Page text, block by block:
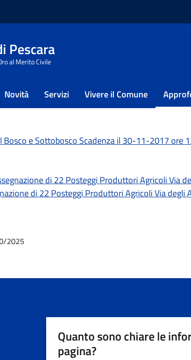
Pescara
al Merito Civile
Novità Servizi Vivere il Comune
/
coperto di Via
al sabato dalle 8:00 alle 13:30
e Sottobosco Scadenza il 30-11-2017 ore
di 22 Posteggi Produttori Agricoli Via
di 22 Posteggi Produttori Agricoli Via degli
2025
Quanto sono chiare le
pagina?